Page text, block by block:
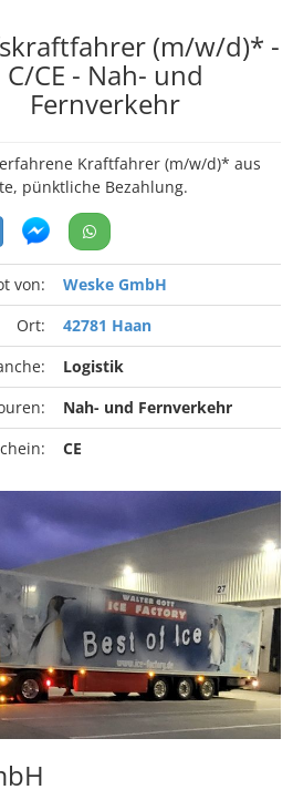
(m/w/d)* -
C/CE - Nah- und
Fernverkehr
Kraftfahrer (m/w/d)* aus
pünktliche Bezahlung.
von:
Weske GmbH
Ort:
42781 Haan
Logistik
Nah- und Fernverkehr
CE